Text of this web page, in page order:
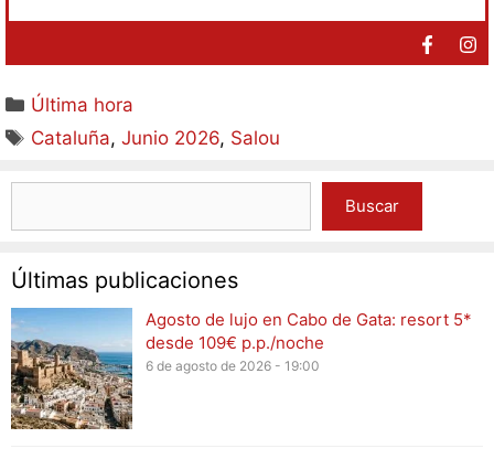
Última hora
Cataluña,Junio 2026, Salou
Buscar
Últimas publicaciones
Agosto de lujo en Cabo de Gata: resort 5*
desde 109€ p.p./noche
6 de agosto de 2026 - 19:00